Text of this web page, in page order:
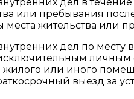
или пребывания
жительства или
дел по
личным
жилого или иного
выезд за